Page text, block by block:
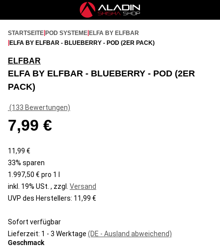
STARTSEITE POD SYSTEME ELFA BY ELFBAR
ELFA BY ELFBAR - BLUEBERRY - POD (2ER PACK)
ELFBAR
ELFA BY ELFBAR - BLUEBERRY - POD (2ER
PACK)
(133 Bewertungen)
7,99 €
11,99 €
33% sparen
1.997,50 € pro 1 l
inkl. 19% USt. , zzgl. Versand
UVP des Herstellers: 11,99 €
Sofort verfügbar
Lieferzeit: 1 - 3 Werktage (DE - Ausland abweichend)
Geschmack